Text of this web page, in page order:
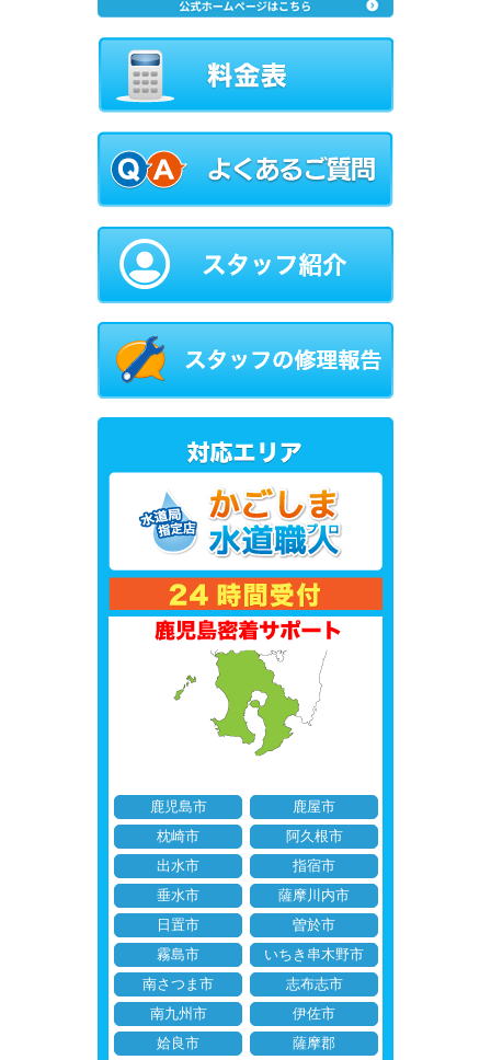
鹿児島市
鹿屋市
枕崎市
阿久根市
出水市
指宿市
垂水市
薩摩川内市
日置市
曽於市
霧島市
いちき串木野市
南さつま市
志布志市
南九州市
伊佐市
姶良市
薩摩郡